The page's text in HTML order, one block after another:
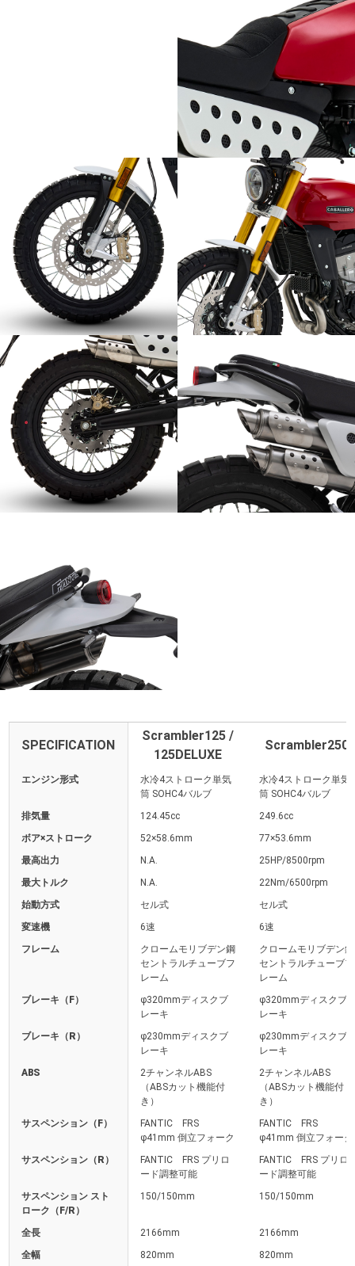
SPECIFICATION
Scrambler125 /
125DELUXE
Scrambler250
エンジン形式
水冷4ストローク単気
筒 SOHC4バルブ
水冷4ストローク単気
筒 SOHC4バルブ
排気量
124.45cc
249.6cc
ボア×ストローク
52×58.6mm
77×53.6mm
最高出力
N.A.
25HP/8500rpm
最大トルク
N.A.
22Nm/6500rpm
始動方式
セル式
セル式
変速機
6速
6速
フレーム
クロームモリブデン鋼
セントラルチューブフ
レーム
クロームモリブデン鋼
セントラルチューブフ
レーム
ブレーキ（F）
φ320mmディスクブ
レーキ
φ320mmディスクブ
レーキ
ブレーキ（R）
φ230mmディスクブ
レーキ
φ230mmディスクブ
レーキ
ABS
2チャンネルABS
（ABSカット機能付
き）
2チャンネルABS
（ABSカット機能付
き）
サスペンション（F）
FANTIC FRS
φ41mm 倒立フォーク
FANTIC FRS
φ41mm 倒立フォーク
サスペンション（R）
FANTIC FRS プリロ
ード調整可能
FANTIC FRS プリロ
ード調整可能
サスペンション スト
ローク（F/R）
150/150mm 150/150mm
全長 2166mm
2166mm
全幅
820mm
820mm